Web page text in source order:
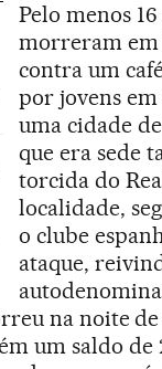
Pelo menos 16
morreram
contra um
por jovens em
uma cidade
que era sede
torcida do
localidade,
o clube
ataque,
na noite
um saldo de